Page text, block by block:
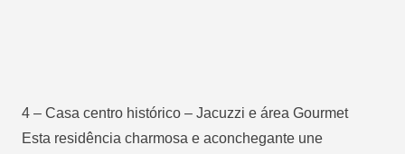
4 – Casa centro histórico – Jacuzzi e área Gourmet
Esta residência charmosa e aconchegante une